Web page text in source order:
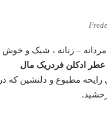
– زنانه ، شیک و خوش
عطر ادکلن فردریک مال
مطبوع و دلنشین که در